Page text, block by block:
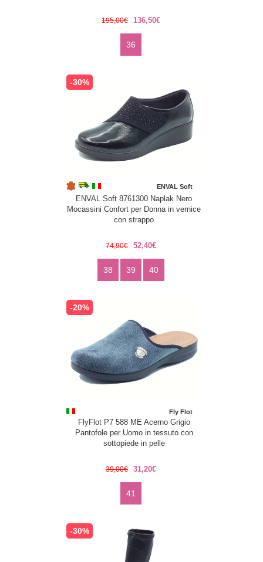
195,00€ 136,50€
36
-30%
ENVAL Soft
ENVAL Soft 8761300 Naplak Nero
Mocassini Confort per Donna in vernice
con strappo
74,90€ 52,40€
38 39 40
-20%
Fly Flot
FlyFlot P7 588 ME Acerno Grigio
Pantofole per Uomo in tessuto con
sottopiede in pelle
39,00€ 31,20€
41
-30%